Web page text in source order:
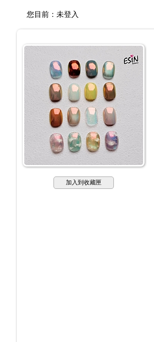
您目前： 未登入
加入到收藏匣